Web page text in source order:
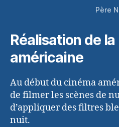
Père
Réalisation de
américaine
Au début du cinéma
de filmer les scènes de
d’appliquer des filtres
nuit.